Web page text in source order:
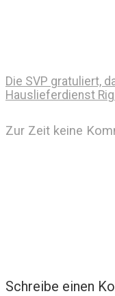
Die SVP gratuliert,
Hauslieferdienst
Zur Zeit keine
Schreibe einen